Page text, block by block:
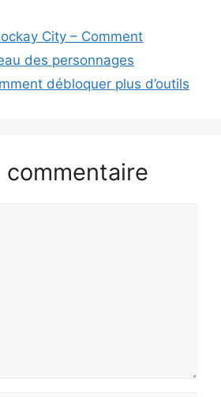
City – Comment
des personnages
débloquer plus d’outils
commentaire